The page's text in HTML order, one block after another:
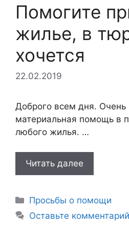
Помогите
жилье, в
хочется
22.02.2019
Доброго всем дня. Очень
материальная помощь в
любого жилья. …
Читать далее
Рубрики
Просьбы о помощи
Оставьте комментарий